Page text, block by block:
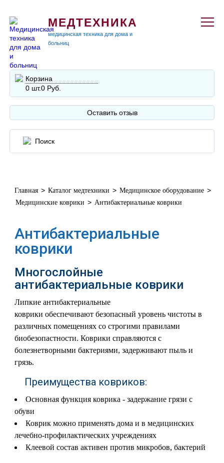
МЕДТЕХНИКА
медицинская техника для дома и
больниц
Корзина
0 шт.0 Руб.
Оставить отзыв
Главная > Каталог медтехники > Медицинское оборудование >
Медицинские коврики > Антибактериальные коврики
Антибактериальные
коврики
Многослойные
антибактериальные коврики
Липкие антибактериальные
коврикиобеспечивают безопасный уровень чистоты в
различных помещениях со строгими правилами
биобезопастности. Коврики справляются с
болезнетворными бактериями, задерживают пыль и
грязь.
Преимущества ковриков:
Основная функция коврика - задержание грязи с
обуви
Коврик можно применять дома и в медицинских
лечебно-профилактических учреждениях
Клеевой состав активен против микробов, бактерий